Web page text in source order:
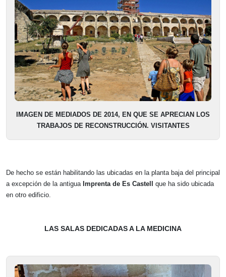
IMAGEN DE MEDIADOS DE 2014, EN QUE SE APRECIAN LOS
TRABAJOS DE RECONSTRUCCIÓN. VISITANTES
De hecho se están habilitando las ubicadas en la planta baja del principal
a excepción de la antigua Imprenta de Es Castell
que ha sido ubicada
en otro edificio.
LAS SALAS DEDICADAS A LA MEDICINA